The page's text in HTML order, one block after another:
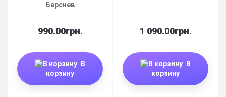
Берснев
990.00грн.
В
корзину
1 090.00грн.
В
корзину